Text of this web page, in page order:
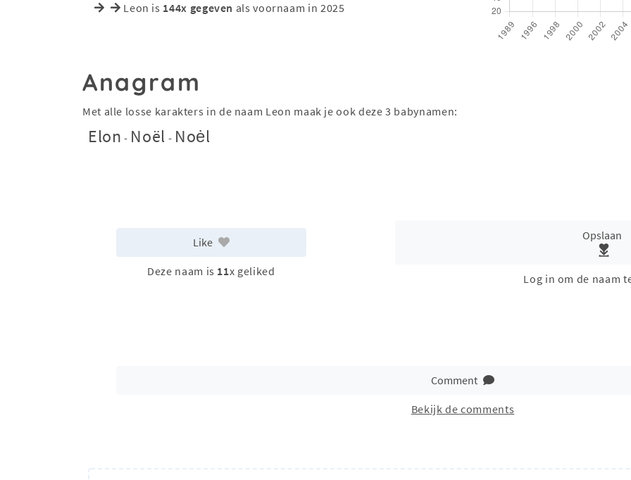
Leon is 144x gegeven als voornaam in 2025
Anagram
Met alle losse karakters in de naam Leon maak je ook deze 3 babynamen:
Elon - Noël - Noėl
Like
Deze naam is 11x geliked
Opslaan
Log in om de naam
Comment
Bekijk de comments